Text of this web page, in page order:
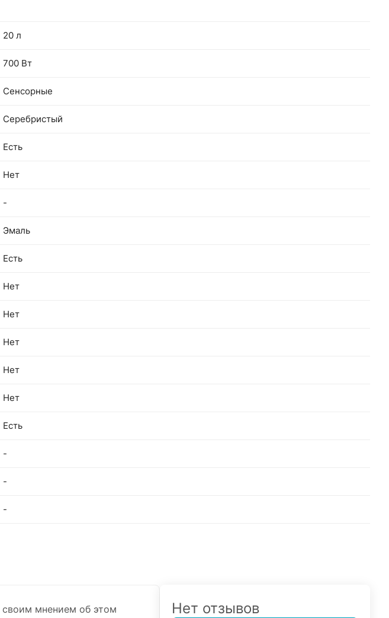
20 л
700 Вт
Сенсорные
Серебристый
Есть
Нет
-
Эмаль
Есть
Нет
Нет
Нет
Нет
Нет
Есть
-
-
-
своим мнением об этом
Нет отзывов